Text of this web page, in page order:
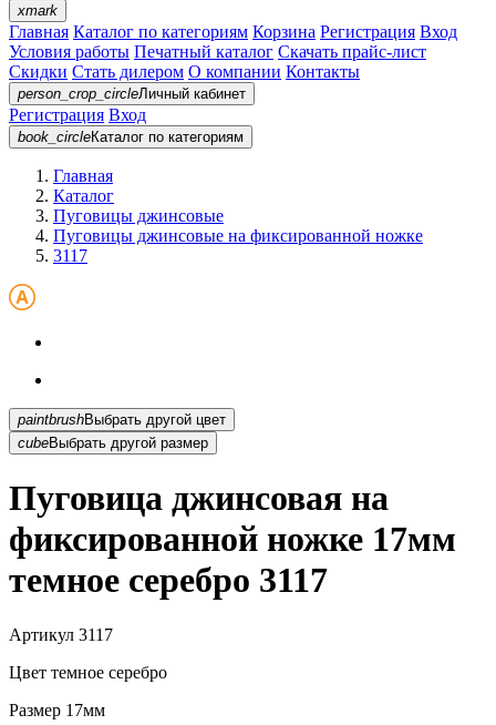
xmark
Главная Каталог по категориям Корзина Регистрация Вход
Условия работы Печатный каталог Скачать прайс-лист
Скидки Стать дилером О компании Контакты
person_crop_circleЛичный кабинет
Регистрация Вход
book_circleКаталог по категориям
Главная
Каталог
Пуговицы джинсовые
Пуговицы джинсовые на фиксированной ножке
3117
paintbrush
Выбрать другой цвет
cubeВыбрать другой размер
Пуговица джинсовая на
фиксированной ножке 17мм
темное серебро 3117
Артикул 3117
Цвет темное серебро
Размер 17мм